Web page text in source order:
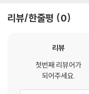
리뷰/한줄평 0
리뷰
첫번째 리뷰어가
되어주세요.